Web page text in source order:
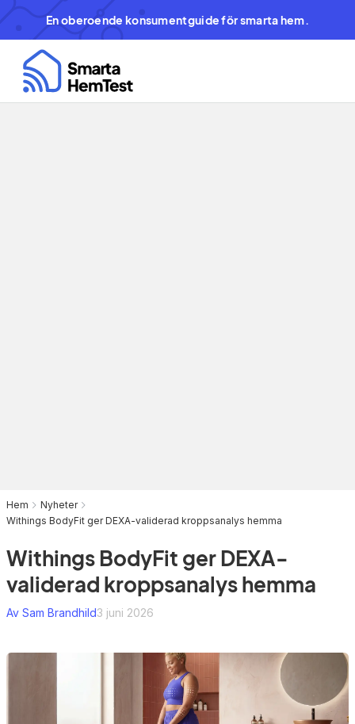
En oberoende konsumentguide för smarta hem.
Hem
Nyheter
Withings BodyFit ger DEXA-validerad kroppsanalys hemma
Withings BodyFit ger DEXA-
validerad kroppsanalys hemma
Av Sam Brandhild3 juni 2026